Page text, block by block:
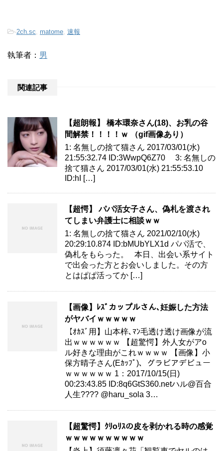
-2ch.sc matome 速報
執筆者： 男
関連記事
【超朗報】 橋本環奈さん(18)、お乳の谷
間解禁！！！！ｗ （gif画像あり）
1: 名無しの捨て猫さん 2017/03/01(水)
21:55:32.74 ID:3WwpQ6Z70 3: 名無しの
捨て猫さん 2017/03/01(水) 21:55:53.10
ID:hI […]
【超愕】 パパ活女子さん、偽札を渡され
てしまい弁護士に相談ｗｗ
1: 名無しの捨て猫さん 2021/02/10(水)
20:29:10.874 ID:bMUbYLX1d パパ活で、
偽札をもらった。 本日、出会い系サイト
で出会った方とお会いしました。その方
とはぱぱ活ってか […]
【画像】ﾚｽﾞカップルさん､妊娠した方法
がヤバイｗｗｗｗｗ
【ｵｶｽﾞ用】山本梓､ﾏﾝ毛透け透け画像が流
出ｗｗｗｗｗｗ 【超驚愕】外人女がアo
ル好きな理由がこれｗｗｗｗ 【画像】小
保方晴子さん(Eｶｯﾌﾟ)、グラビアデビュー
ｗｗｗｗｗｗ 1：2017/10/15(日)
00:23:43.85 ID:8q6GtS360.netハル@百合
人生???? @haru_sola 3…
【超驚愕】ｸﾘoﾘｽの皮を剥かれる時の感覚
ｗｗｗｗｗｗｗｗｗｗ